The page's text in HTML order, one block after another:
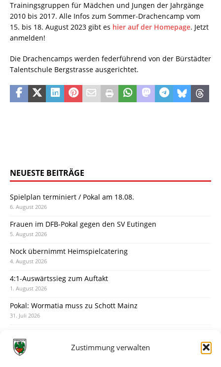
Zustimmung verwalten
Trainingsgruppen für Mädchen und Jungen der Jahrgänge
2010 bis 2017. Alle Infos zum Sommer-Drachencamp vom
15. bis 18. August 2023 gibt es hier auf der Homepage. Jetzt
anmelden!
Die Drachencamps werden federführend von der Bürstädter
Talentschule Bergstrasse ausgerichtet.
NEUESTE BEITRÄGE
Spielplan terminiert / Pokal am 18.08.
6. August 2026
Frauen im DFB-Pokal gegen den SV Eutingen
5. August 2026
Nock übernimmt Heimspielcatering
4. August 2026
4:1-Auswärtssieg zum Auftakt
1. August 2026
Pokal: Wormatia muss zu Schott Mainz
31. Juli 2026
30. Juli 2026